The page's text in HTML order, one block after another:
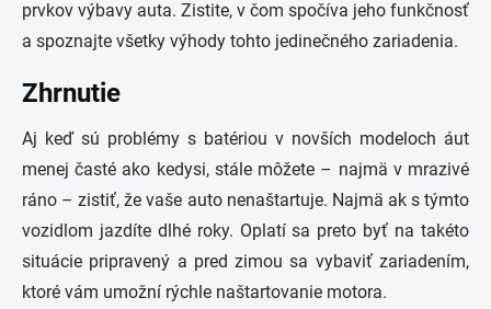
prvkov výbavy auta. Zistite, v čom spočíva jeho funkčnosť
a spoznajte všetky výhody tohto jedinečného zariadenia.
Zhrnutie
Aj keď sú problémy s batériou v novších modeloch áut
menej časté ako kedysi, stále môžete – najmä v mrazivé
ráno – zistiť, že vaše auto nenaštartuje. Najmä ak s týmto
vozidlom jazdíte dlhé roky. Oplatí sa preto byť na takéto
situácie pripravený a pred zimou sa vybaviť zariadením,
ktoré vám umožní rýchle naštartovanie motora.